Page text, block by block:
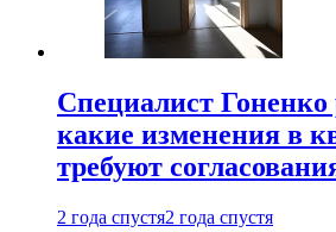
Специалист Гоненко
какие изменения в
требуют
2 года спустя2 года спустя